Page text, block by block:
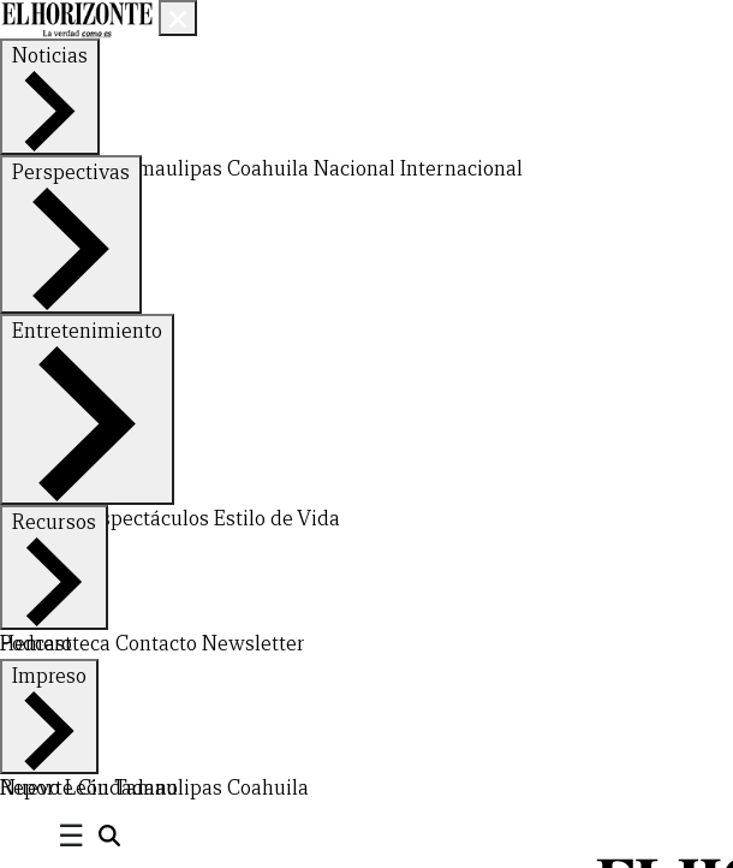
Noticias
Nuevo LeónTamaulipas Coahuila NacionalInternacional
Perspectivas
FinanzasOpinión
Entretenimiento
DeportesEspectáculos Estilo de Vida
Recursos
Hemeroteca Contacto Newsletter
Podcast
Impreso
Nuevo LeónTamaulipas Coahuila
Reporte Ciudadano
☰
CERRAR
X
NUEVO
LEÓN
TAMAULIPAS
COAHUILA
NACIONAL
INTERNACIONAL
FINANZAS
OPINIÓN
DEPORTES
ESPECTÁCULOS
TENDENCIA
ESTILO
DE
PODCAST
CONTACTO
NEWSLETTER
HEMEROTECA
SUPLEMENTOS